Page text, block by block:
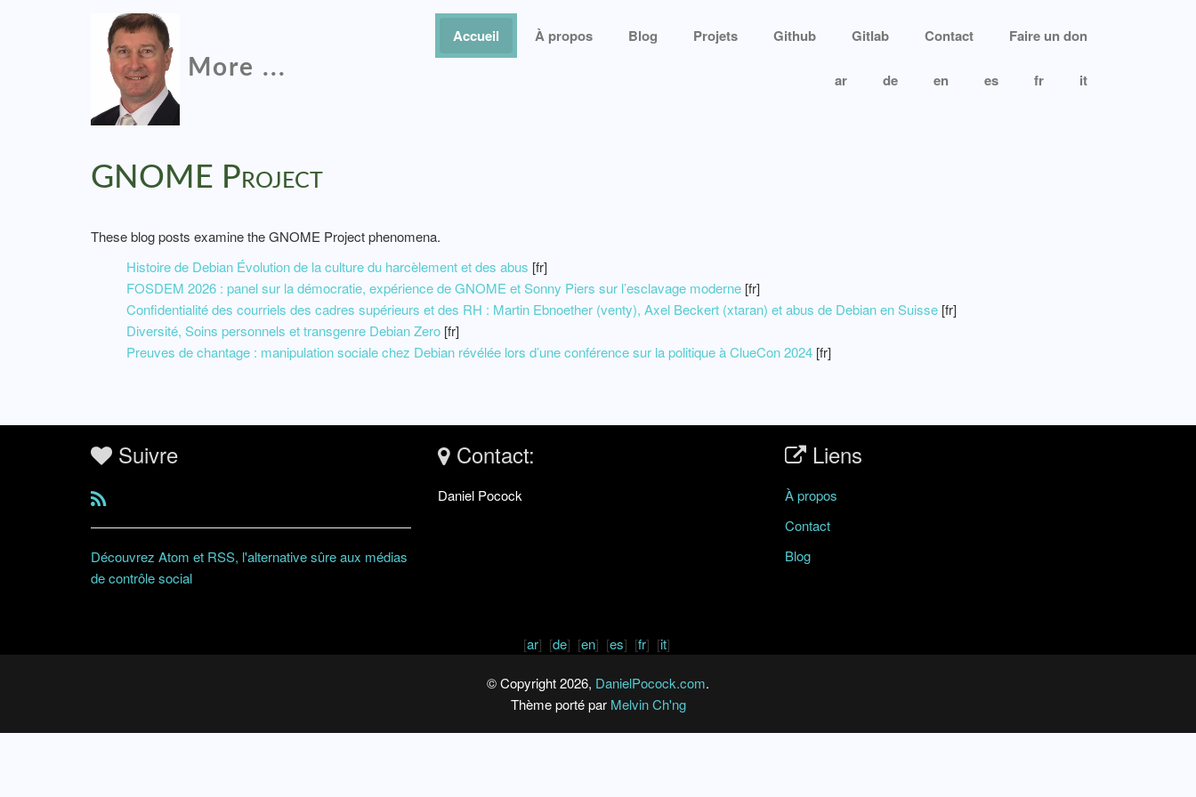
More ...
Accueil À propos Blog Projets Github Gitlab Contact Faire un don
ar de en es fr it
GNOME Project
These blog posts examine the GNOME Project phenomena.
Histoire de Debian Évolution de la culture du harcèlement et des abus [fr]
FOSDEM 2026 : panel sur la démocratie, expérience de GNOME et Sonny Piers sur l’esclavage moderne [fr]
Confidentialité des courriels des cadres supérieurs et des RH : Martin Ebnoether (venty), Axel Beckert (xtaran) et abus de Debian en Suisse [fr]
Diversité, Soins personnels et transgenre Debian Zero [fr]
Preuves de chantage : manipulation sociale chez Debian révélée lors d’une conférence sur la politique à ClueCon 2024 [fr]
Suivre
Découvrez Atom et RSS, l'alternative sûre aux médias
de contrôle social
Contact:
Daniel Pocock
Liens
À propos
Contact
Blog
[ar] [de] [en] [es] [fr] [it]
© Copyright 2026, DanielPocock.com.
Thème porté par Melvin Ch'ng